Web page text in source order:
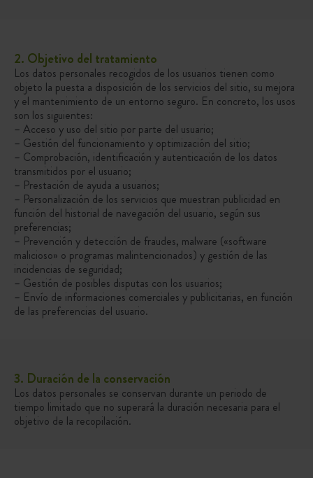
2. Objetivo del tratamiento
Los datos personales recogidos de los usuarios tienen como
objeto la puesta a disposición de los servicios del sitio, su mejora
y el mantenimiento de un entorno seguro. En concreto, los usos
son los siguientes:
– Acceso y uso del sitio por parte del usuario;
– Gestión del funcionamiento y optimización del sitio;
– Comprobación, identificación y autenticación de los datos
transmitidos por el usuario;
– Prestación de ayuda a usuarios;
– Personalización de los servicios que muestran publicidad en
función del historial de navegación del usuario, según sus
preferencias;
– Prevención y detección de fraudes, malware («software
malicioso» o programas malintencionados) y gestión de las
incidencias de seguridad;
– Gestión de posibles disputas con los usuarios;
– Envío de informaciones comerciales y publicitarias, en función
de las preferencias del usuario.
3. Duración de la conservación
Los datos personales se conservan durante un periodo de
tiempo limitado que no superará la duración necesaria para el
objetivo de la recopilación.